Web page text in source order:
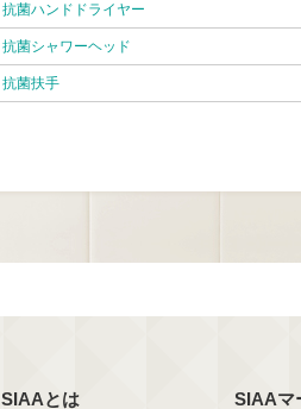
抗菌ハンドドライヤー
抗菌シャワーヘッド
抗菌扶手
SIAAとは SIAAマ